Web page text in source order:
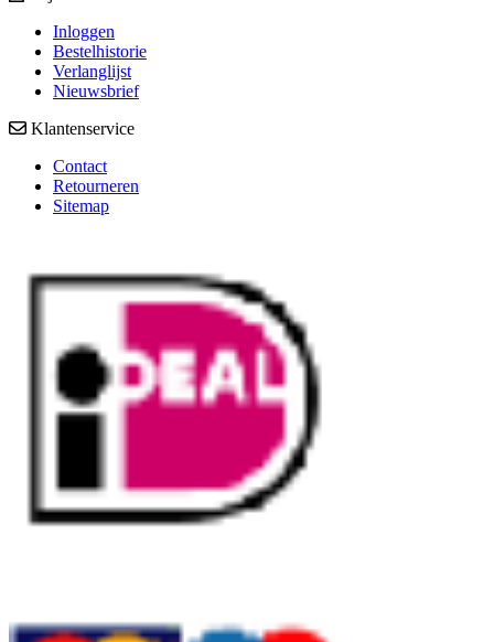
Inloggen
Bestelhistorie
Verlanglijst
Nieuwsbrief
Klantenservice
Contact
Retourneren
Sitemap